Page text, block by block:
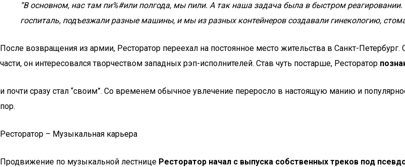
“В основном, нас там пи%#или полгода, мы пили. А так наша задача была в быстром
госпиталь, подъезжали разные машины, и мы из разных контейнеров создавали гинекологию,
После возвращения из армии, Ресторатор переехал на постоянное место жительства в Санкт-
части, он интересовался творчеством западных рэп-исполнителей. Став чуть постарше, Ресторатор
и почти сразу стал “своим”. Со временем обычное увлечение переросло в настоящую манию и
пор.
Ресторатор – Музыкальная карьера
Продвижение по музыкальной лестнице Ресторатор начал с выпуска собственных треков под